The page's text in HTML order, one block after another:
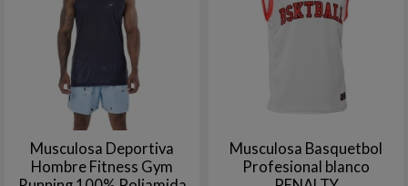
Musculosa Deportiva
Hombre Fitness Gym
Musculosa Basquetbol
Profesional blanco